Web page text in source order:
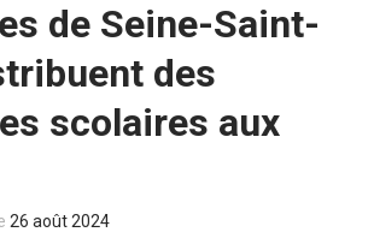
de Seine-Saint-
des
scolaires aux
26 août 2024